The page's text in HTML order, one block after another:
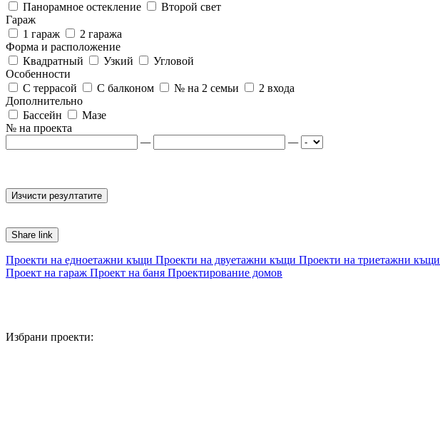
Панорамное остекление
Второй свет
Гараж
1 гараж
2 гаража
Форма и расположение
Квадратный
Узкий
Угловой
Особенности
С террасой
С балконом № на 2 семьи
2 входа
Дополнительно
Бассейн
Мазе
№ на проекта
—
—
Share link
Проекти на едноетажни къщи Проекти на двуетажни къщи Проекти на триетажни къщи
Проект на гараж Проект на баня Проектирование домов
Избрани проекти: